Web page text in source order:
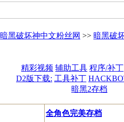
暗黑破坏神中文粉丝网 >> 暗黑破
精彩视频 辅助工具 程序/补丁
D2版下载: 工具补丁
暗黑2存档
全角色完美存档